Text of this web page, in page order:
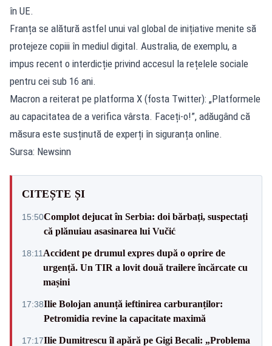
în UE.
Franța se alătură astfel unui val global de inițiative menite să
protejeze copiii în mediul digital. Australia, de exemplu, a
impus recent o interdicție privind accesul la rețelele sociale
pentru cei sub 16 ani.
Macron a reiterat pe platforma X (fosta Twitter): „Platformele
au capacitatea de a verifica vârsta. Faceți-o!”, adăugând că
măsura este susținută de experți în siguranța online.
Sursa: Newsinn
CITEȘTE ȘI
15:50Complot dejucat în Serbia: doi bărbați, suspectați
că plănuiau asasinarea lui Vučić
18:11 Accident pe drumul expres după o oprire de
urgență. Un TIR a lovit două trailere încărcate cu
mașini
17:38Ilie Bolojan anunță ieftinirea carburanților:
Petromidia revine la capacitate maximă
17:17Ilie Dumitrescu îl apără pe Gigi Becali: „Problema